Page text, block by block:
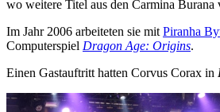
wo weitere Titel aus den Carmina Burana
Im Jahr 2006 arbeiteten sie mit Piranha
Computerspiel Dragon Age: Origins.
Einen Gastauftritt hatten Corvus Corax in